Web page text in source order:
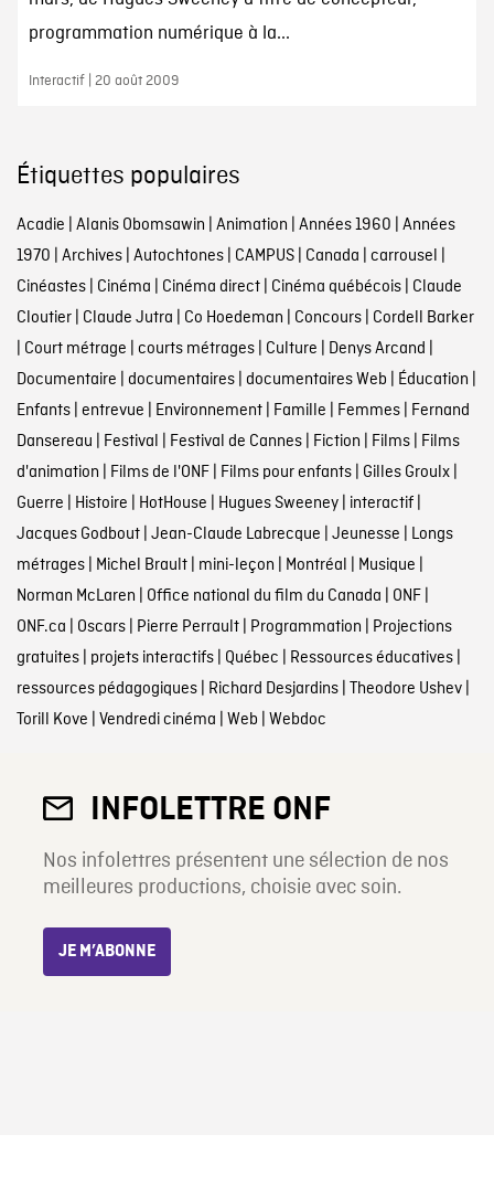
programmation numérique à la...
Interactif | 20 août 2009
Étiquettes populaires
Acadie | Alanis Obomsawin | Animation | Années 1960 | Années
1970 | Archives| Autochtones| CAMPUS| Canada | carrousel |
Cinéastes| Cinéma | Cinéma direct| Cinéma québécois| Claude
Cloutier| Claude Jutra | Co Hoedeman | Concours| Cordell Barker
| Court métrage | courts métrages| Culture | Denys Arcand |
Documentaire | documentaires| documentaires Web | Éducation |
Enfants| entrevue | Environnement| Famille | Femmes| Fernand
Dansereau | Festival | Festival de Cannes| Fiction | Films| Films
d'animation | Films de l'ONF| Films pour enfants| Gilles Groulx|
Guerre | Histoire | HotHouse | Hugues Sweeney| interactif|
Jacques Godbout| Jean-Claude Labrecque | Jeunesse | Longs
métrages| Michel Brault| mini-leçon | Montréal | Musique |
Norman McLaren | Office national du film du Canada | ONF|
ONF.ca | Oscars| Pierre Perrault| Programmation | Projections
gratuites| projets interactifs| Québec | Ressources éducatives|
ressources pédagogiques| Richard Desjardins| Theodore Ushev|
Torill Kove | Vendredi cinéma | Web | Webdoc
INFOLETTRE ONF
Nos infolettres présentent une sélection de nos
meilleures productions, choisie avec soin.
JE M’ABONNE